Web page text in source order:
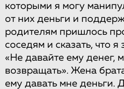
которыми я могу
от них деньги и
родителям пришлось
соседям и сказать, что
«Не давайте ему денег,
возвращать». Жена
ему давать мне деньги.